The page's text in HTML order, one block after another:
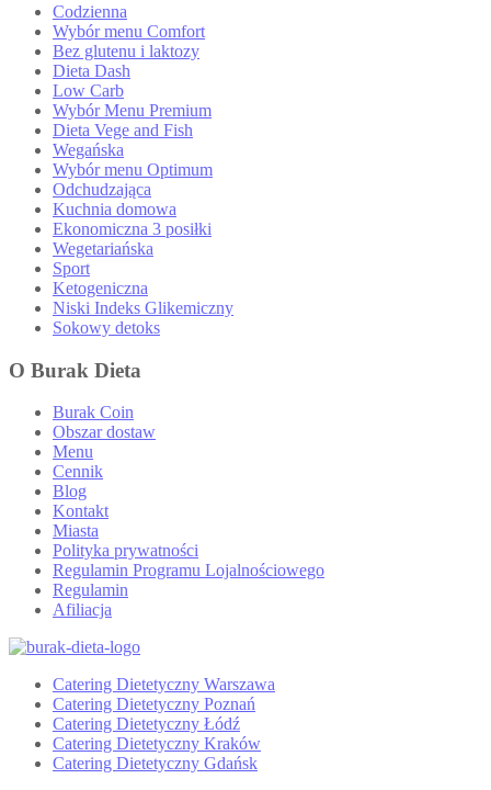
Codzienna
Wybór menu Comfort
Bez glutenu i laktozy
Dieta Dash
Low Carb
Wybór Menu Premium
Dieta Vege and Fish
Wegańska
Wybór menu Optimum
Odchudzająca
Kuchnia domowa
Ekonomiczna 3 posiłki
Wegetariańska
Sport
Ketogeniczna
Niski Indeks Glikemiczny
Sokowy detoks
O Burak Dieta
Burak Coin
Obszar dostaw
Menu
Cennik
Blog
Kontakt
Miasta
Polityka prywatności
Regulamin Programu Lojalnościowego
Regulamin
Afiliacja
Catering Dietetyczny Warszawa
Catering Dietetyczny Poznań
Catering Dietetyczny Łódź
Catering Dietetyczny Kraków
Catering Dietetyczny Gdańsk